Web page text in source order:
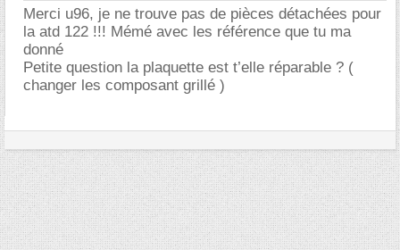
Merci u96, je ne trouve pas de pièces détachées pour
la atd 122 !!! Mémé avec les référence que tu ma
donné
Petite question la plaquette est t’elle réparable ? (
changer les composant grillé )